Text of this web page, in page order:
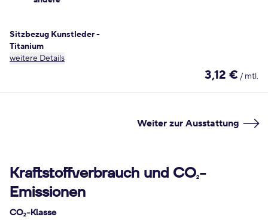
Sitzbezug Kunstleder -
Titanium
weitere Details
3,12 € / mtl.
Weiter zur Ausstattung
Kraftstoffverbrauch und CO2-
Emissionen
CO2-Klasse